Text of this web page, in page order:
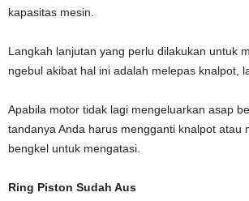
kapasitas mesin.
Langkah lanjutan yang perlu dilakukan untuk
ngebul akibat hal ini adalah melepas knalpot,
Apabila motor tidak lagi mengeluarkan asap
tandanya Anda harus mengganti knalpot atau
bengkel untuk mengatasi.
Ring Piston Sudah Aus